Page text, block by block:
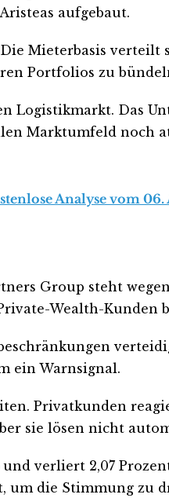
aufgebaut.
Mieterbasis verteilt
Portfolios zu
Logistikmarkt. Das
Marktumfeld noch
Analyse vom
Group steht
Wealth-Kunden
ein Warnsignal.
Privatkunden
sie lösen nicht
verliert 2,07
um die Stimmung zu